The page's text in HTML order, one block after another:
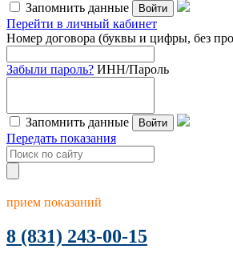
Запомнить данные Войти
Перейти в личный кабинет
Номер договора (буквы и цифры, без
Забыли пароль? ИНН/Пароль
Запомнить данные Войти
Передать показания
прием показаний
8 (831) 243-00-15